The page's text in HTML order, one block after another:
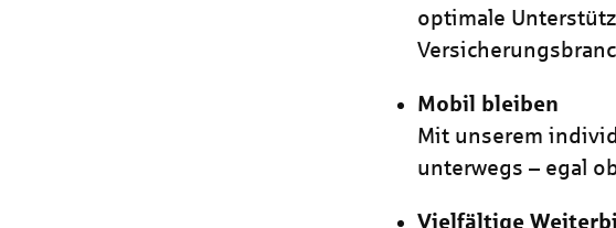
optimale
Mobil bleiben
Mit unserem
unterwegs – egal
Vielfältige